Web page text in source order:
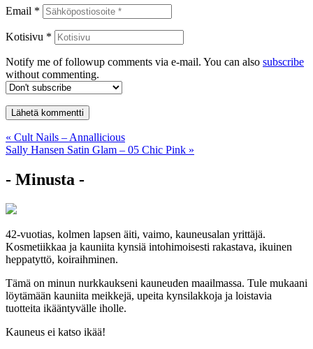
Email *
Kotisivu *
Notify me of followup comments via e-mail. You can also subscribe
without commenting.
Artikkelien
selaus
« Cult Nails – Annallicious
Sally Hansen Satin Glam – 05 Chic Pink »
- Minusta -
42-vuotias, kolmen lapsen äiti, vaimo, kauneusalan yrittäjä.
Kosmetiikkaa ja kauniita kynsiä intohimoisesti rakastava, ikuinen
heppatyttö, koiraihminen.
Tämä on minun nurkkaukseni kauneuden maailmassa. Tule mukaani
löytämään kauniita meikkejä, upeita kynsilakkoja ja loistavia
tuotteita ikääntyvälle iholle.
Kauneus ei katso ikää!